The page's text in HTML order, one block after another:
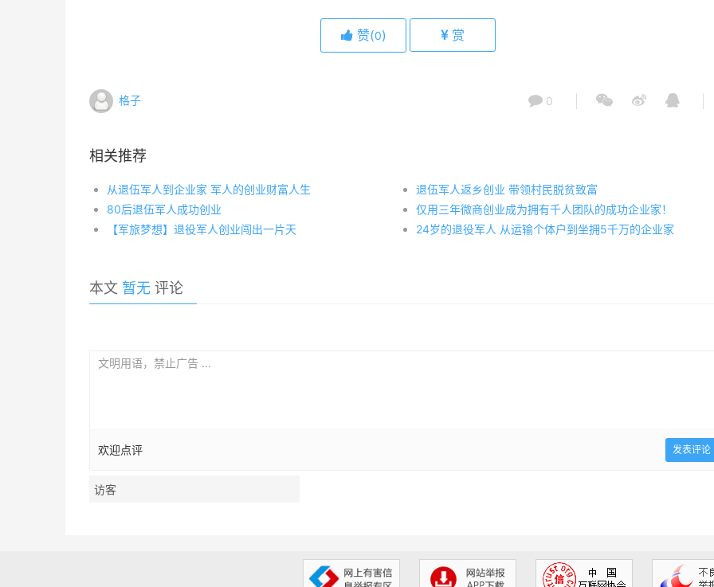
赞(0) 赏
格子 0
相关推荐
从退伍军人到企业家 军人的创业财富人生
退伍军人返乡创业 带领村民脱贫致富
80后退伍军人成功创业
仅用三年微商创业成为拥有千人团队的成功企业家！
【军旅梦想】退役军人创业闯出一片天
24岁的退役军人 从运输个体户到坐拥5千万的企业家
本文 暂无 评论
欢迎点评